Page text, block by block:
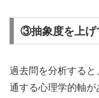
③抽象度を上げ
過去問を分析する
通する心理学的軸